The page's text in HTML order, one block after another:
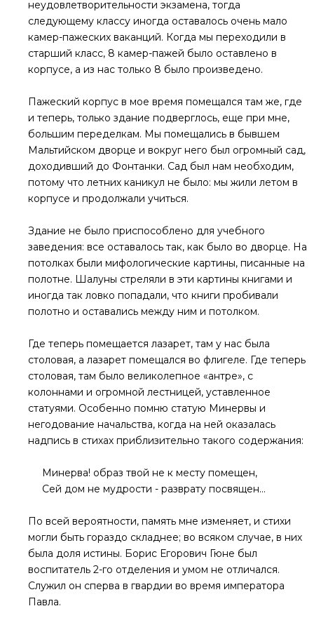
неудовлетворительности экзамена, тогда
следующему классу иногда оставалось очень мало
камер-пажеских ваканций. Когда мы переходили в
старший класс, 8 камер-пажей было оставлено в
корпусе, а из нас только 8 было произведено.
Пажеский корпус в мое время помещался там же, где
и теперь, только здание подверглось, еще при мне,
большим переделкам. Мы помещались в бывшем
Мальтийском дворце и вокруг него был огромный сад,
доходивший до Фонтанки. Сад был нам необходим,
потому что летних каникул не было: мы жили летом в
корпусе и продолжали учиться.
Здание не было приспособлено для учебного
заведения: все оставалось так, как было во дворце. На
потолках были мифологические картины, писанные на
полотне. Шалуны стреляли в эти картины книгами и
иногда так ловко попадали, что книги пробивали
полотно и оставались между ним и потолком.
Где теперь помещается лазарет, там у нас была
столовая, а лазарет помещался во флигеле. Где теперь
столовая, там было великолепное «антре», с
колоннами и огромной лестницей, уставленное
статуями. Особенно помню статую Минервы и
негодование начальства, когда на ней оказалась
надпись в стихах приблизительно такого содержания:
Минерва! образ твой не к месту помещен,
Сей дом не мудрости - разврату посвящен…
По всей вероятности, память мне изменяет, и стихи
могли быть гораздо складнее; во всяком случае, в них
была доля истины. Борис Егорович Гюне был
воспитатель 2-го отделения и умом не отличался.
Служил он сперва в гвардии во время императора
Павла.